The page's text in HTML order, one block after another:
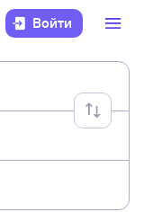
Войти